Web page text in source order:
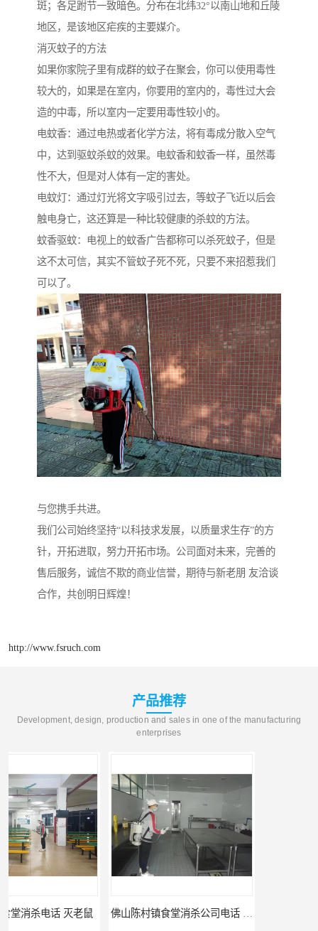
斑；各足跗节一致暗色。分布在北纬32°以南山地和丘陵
地区，是该地区疟疾的主要媒介。
消灭蚊子的方法
如果你家院子里有成群的蚊子在聚会，你可以使用毒性
较大的，如果是在室内，你要用的室内的，毒性过大会
造的中毒，所以室内一定要用毒性较小的。
电蚊香：通过电热或者化学方法，将有毒成分散入空气
中，达到驱蚊杀蚊的效果。电蚊香和蚊香一样，虽然毒
性不大，但是对人体有一定的害处。
电蚊灯：通过灯光将文字吸引过去，等蚊子飞近以后会
触电身亡，这还算是一种比较健康的杀蚊的方法。
蚊香驱蚊：电视上的蚊香广告都称可以杀死蚊子，但是
这不太可信，其实不管蚊子死不死，只要不来招惹我们
可以了。
与您携手共进。
我们公司始终坚持“以科技求发展，以质量求生存”的方
针，开拓进取，努力开拓市场。公司面对未来，完善的
售后服务，诚信不欺的商业信誉，期待与新老朋 友洽谈
合作，共创明日辉煌！
http://www.fsruch.com
产品推荐
Development, design, production and sales in one of the manufacturing
enterprises
佛山陈村镇食堂消杀公司电话 陈村食堂灭鼠